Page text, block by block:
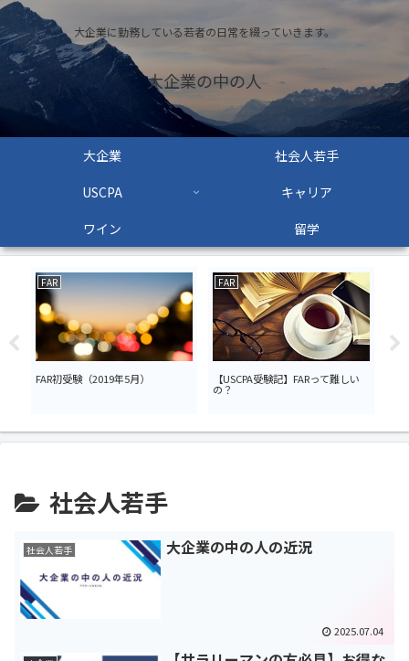
大企業に勤務している若者の日常を綴っていきます。
大企業の中の人
大企業
社会人若手
USCPA
キャリア
ワイン
留学
FAR
FAR初受験（2019年5月）
FAR
【USCPA受験記】FARって難しい
の？
社会人若手
社会人若手 大企業の中の人の近況
2025.07.04